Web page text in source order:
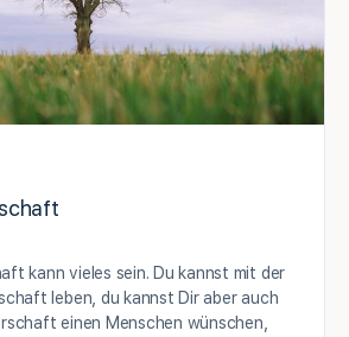
kann vieles sein. Du kannst mit der
leben, du kannst Dir aber auch
einen Menschen wünschen,